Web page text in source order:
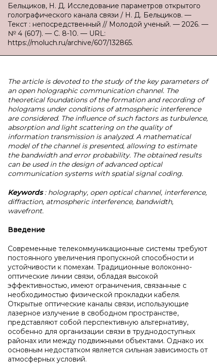
Бельциков, Н. Д. Исследование параметров открытого
голографического канала связи / Н. Д. Бельциков. —
Текст : непосредственный // Молодой ученый. — 2026. —
№ 4 (607). — С. 8-10. — URL:
https://moluch.ru/archive/607/132865.
The article is devoted to the study of the key parameters of
an open holographic communication channel. The
theoretical foundations of the formation and recording of
holograms under conditions of atmospheric interference
are considered. The influence of such factors as turbulence,
absorption and light scattering on the quality of
information transmission is analyzed. A mathematical
model of the channel is presented, allowing to estimate
the bandwidth and error probability. The obtained results
can be used in the design of advanced optical
communication systems with spatial signal coding.
Keywords: holography, open optical channel, interference,
diffraction, atmospheric interference, bandwidth,
wavefront.
Введение
Современные телекоммуникационные системы требуют
постоянного увеличения пропускной способности и
устойчивости к помехам. Традиционные волоконно-
оптические линии связи, обладая высокой
эффективностью, имеют ограничения, связанные с
необходимостью физической прокладки кабеля.
Открытые оптические каналы связи, использующие
лазерное излучение в свободном пространстве,
представляют собой перспективную альтернативу,
особенно для организации связи в труднодоступных
районах или между подвижными объектами. Однако их
основным недостатком является сильная зависимость от
атмосферных условий.